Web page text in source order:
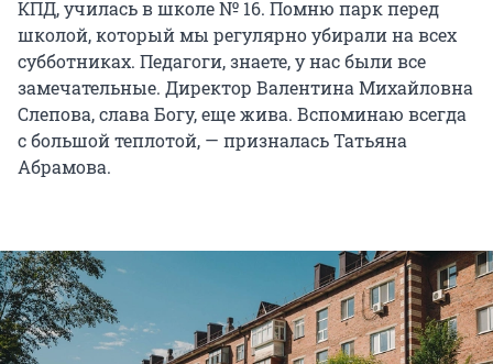
КПД, училась в школе № 16. Помню парк перед
школой, который мы регулярно убирали на всех
субботниках. Педагоги, знаете, у нас были все
замечательные. Директор Валентина Михайловна
Слепова, слава Богу, еще жива. Вспоминаю всегда
с большой теплотой, — призналась Татьяна
Абрамова.